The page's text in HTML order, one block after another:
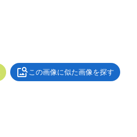
この画像に似た画像を探す